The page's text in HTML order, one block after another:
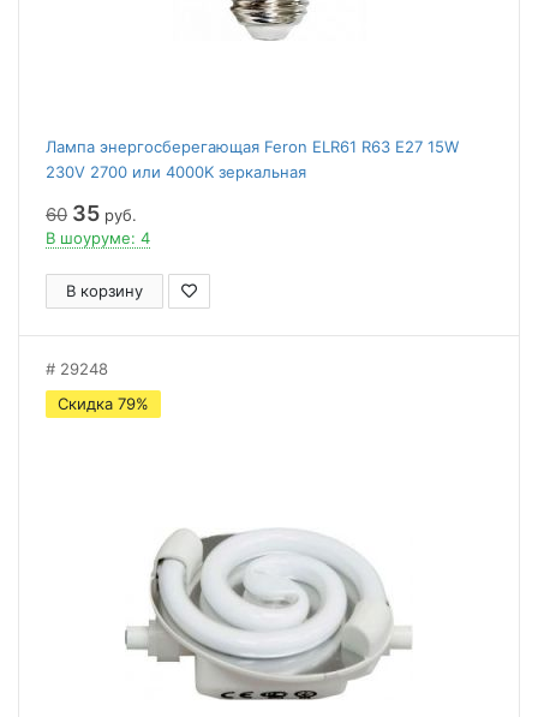
Лампа энергосберегающая Feron ELR61 R63 E27 15W
230V 2700 или 4000K зеркальная
60 35 руб.
В шоуруме: 4
В корзину
29248
Скидка 79%